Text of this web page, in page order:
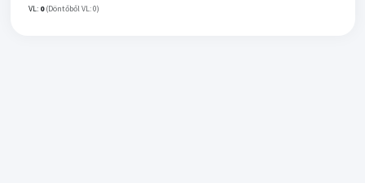
VL: 0 (Döntőből VL: 0)